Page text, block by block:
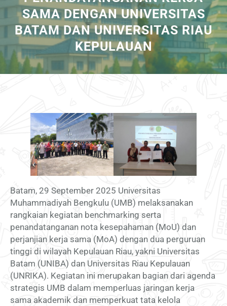
SAMA DENGAN UNIVERSITAS
BATAM DAN UNIVERSITAS RIAU
KEPULAUAN
Batam, 29 September 2025 Universitas
Muhammadiyah Bengkulu (UMB) melaksanakan
rangkaian kegiatan benchmarking serta
penandatanganan nota kesepahaman (MoU) dan
perjanjian kerja sama (MoA) dengan dua perguruan
tinggi di wilayah Kepulauan Riau, yakni Universitas
Batam (UNIBA) dan Universitas Riau Kepulauan
(UNRIKA). Kegiatan ini merupakan bagian dari agenda
strategis UMB dalam memperluas jaringan kerja
sama akademik dan memperkuat tata kelola